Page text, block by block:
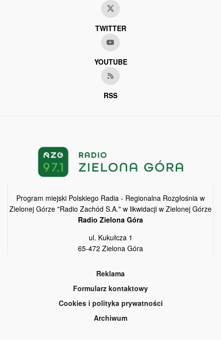
TWITTER
YOUTUBE
RSS
Program miejski Polskiego Radia - Regionalna Rozgłośnia w
Zielonej Górze "Radio Zachód S.A." w likwidacji w Zielonej Górze
Radio Zielona Góra
ul. Kukułcza 1
65-472 Zielona Góra
Reklama
Formularz kontaktowy
Cookies i polityka prywatności
Archiwum